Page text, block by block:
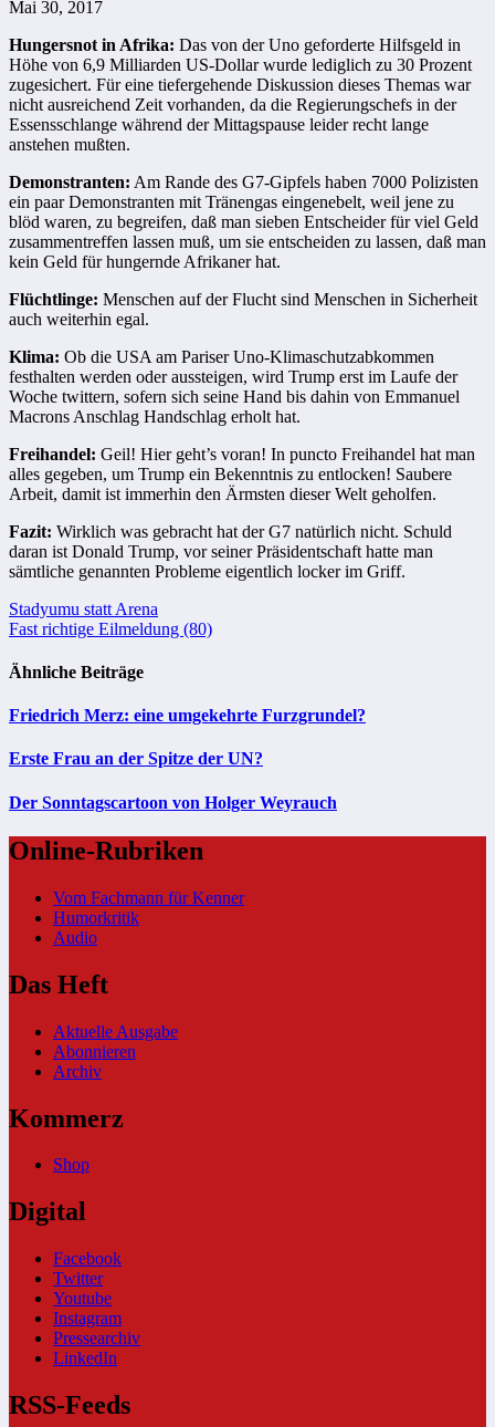
Mai 30, 2017
Hungersnot in Afrika: Das von der Uno geforderte Hilfsgeld in
Höhe von 6,9 Milliarden US-Dollar wurde lediglich zu 30 Prozent
zugesichert. Für eine tiefergehende Diskussion dieses Themas war
nicht ausreichend Zeit vorhanden, da die Regierungschefs in der
Essensschlange während der Mittagspause leider recht lange
anstehen mußten.
Demonstranten: Am Rande des G7-Gipfels haben 7000 Polizisten
ein paar Demonstranten mit Tränengas eingenebelt, weil jene zu
blöd waren, zu begreifen, daß man sieben Entscheider für viel Geld
zusammentreffen lassen muß, um sie entscheiden zu lassen, daß man
kein Geld für hungernde Afrikaner hat.
Flüchtlinge: Menschen auf der Flucht sind Menschen in Sicherheit
auch weiterhin egal.
Klima: Ob die USA am Pariser Uno-Klimaschutzabkommen
festhalten werden oder aussteigen, wird Trump erst im Laufe der
Woche twittern, sofern sich seine Hand bis dahin von Emmanuel
Macrons Anschlag Handschlag erholt hat.
Freihandel: Geil! Hier geht’s voran! In puncto Freihandel hat man
alles gegeben, um Trump ein Bekenntnis zu entlocken! Saubere
Arbeit, damit ist immerhin den Ärmsten dieser Welt geholfen.
Fazit: Wirklich was gebracht hat der G7 natürlich nicht. Schuld
daran ist Donald Trump, vor seiner Präsidentschaft hatte man
sämtliche genannten Probleme eigentlich locker im Griff.
Beitragsnavigation
Stadyumu statt Arena
Fast richtige Eilmeldung (80)
Ähnliche Beiträge
Friedrich Merz: eine umgekehrte Furzgrundel?
Erste Frau an der Spitze der UN?
Der Sonntagscartoon von Holger Weyrauch
Online-Rubriken
Vom Fachmann für Kenner
Humorkritik
Audio
Das Heft
Aktuelle Ausgabe
Abonnieren
Archiv
Kommerz
Shop
Digital
Facebook
Twitter
Youtube
Instagram
Pressearchiv
LinkedIn
RSS-Feeds